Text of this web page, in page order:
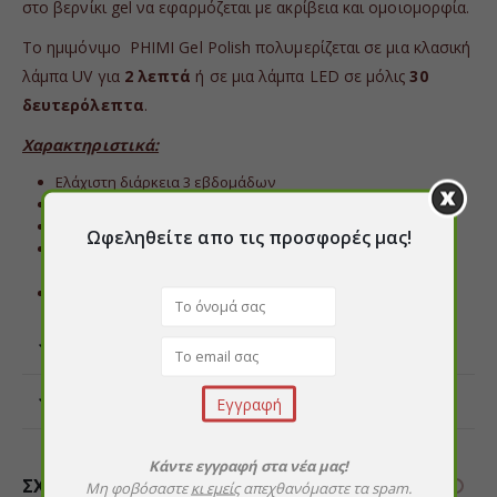
στο βερνίκι gel να εφαρμόζεται με ακρίβεια και ομοιομορφία.
Το ημιμόνιμο PHIMI Gel Polish πολυμερίζεται σε μια κλασική
λάμπα UV για 2 λεπτά ή σε μια λάμπα LED σε μόλις30
δευτερόλεπτα.
Χαρακτηριστικά:
Ελάχιστη διάρκεια 3 εβδομάδων
Είναι ανθεκτικό στις γρατσουνιές και στα χτυπήματα
Πολυμερίζεται πλήρως σε 30-60 δευτερόλεπτα σε
ΕΠΙΠΛΈΟΝ ΠΛΗΡΟΦΟΡΊΕΣ
ΣΧΕΤΙΚΆ ΠΡΟΪΌΝΤΑ
Ωφεληθείτε απο τις προσφορές μας!
Κάντε εγγραφή στα νέα μας!
Μη φοβόσαστεκι εμείςαπεχθανόμαστε τα spam.